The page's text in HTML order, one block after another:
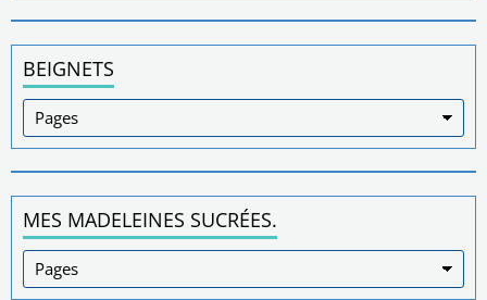
BEIGNETS
MES MADELEINES SUCRÉES.